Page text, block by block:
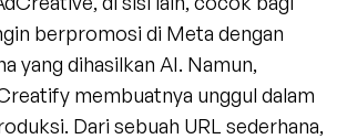
berpromosi di Meta dengan
yang dihasilkan AI. Namun,
membuatnya unggul dalam
Dari sebuah URL sederhana,